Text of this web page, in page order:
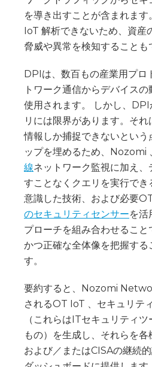
を導き出すことが含まれま
IoT 解析できないため、資産
脅威や異常を検知することも
DPIは、数百もの産業用プロ
トワーク通信からデバイス
使用されます。 しかし、DPI
リには限界があります。そ
情報しか捕捉できないという
ップを埋めるため、Nozomi
線ネットワーク監視に加え
すことなくクエリを実行で
意識した技術、および必要
のセキュリティセンサーを活
プローチを組み合わせるこ
かつ正確な全体像を把握する
す。
要約すると、Nozomi
されるOT IoT 、セキュリテ
（これらはITセキュリティ
もの）を生成し、それらを各
および／またはCISAの継続